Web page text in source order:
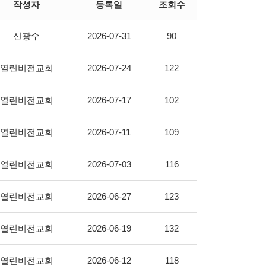
작성자 등록일 조회수
신광수 2026-07-31 90
열린비전교회 2026-07-24 122
열린비전교회 2026-07-17 102
열린비전교회 2026-07-11 109
열린비전교회 2026-07-03 116
열린비전교회 2026-06-27 123
열린비전교회 2026-06-19 132
열린비전교회 2026-06-12 118